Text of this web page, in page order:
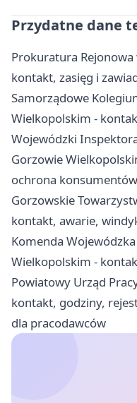
Przydatne dane
Prokuratura
kontakt, zasięg i
Samorządowe
Wielkopolskim -
Wojewódzki
Gorzowie
ochrona konsumentów
Gorzowskie
kontakt, awarie,
Komenda
Wielkopolskim -
Powiatowy Urząd
kontakt, godziny,
dla pracodawców